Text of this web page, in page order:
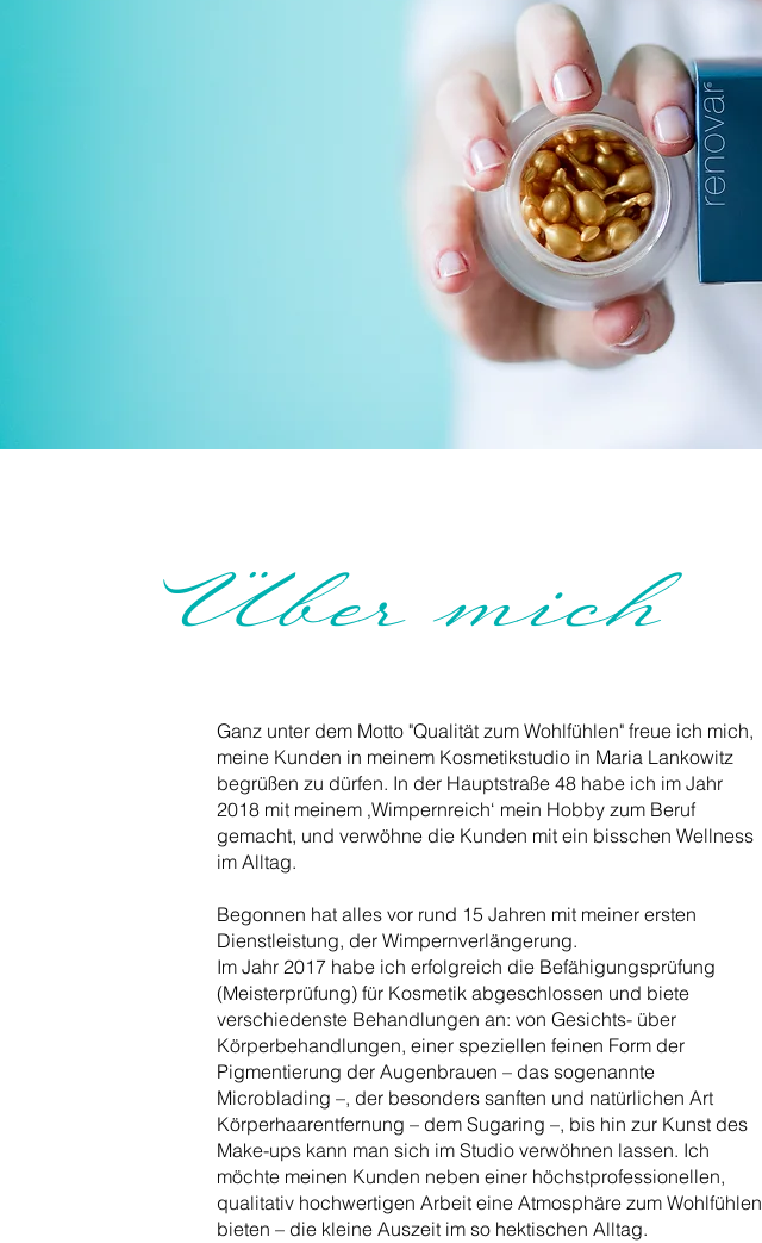
Über mich
Ganz unter dem Motto "Qualität zum Wohlfühlen" freue ich mich,
meine Kunden in meinem Kosmetikstudio in Maria Lankowitz
begrüßen zu dürfen. In der Hauptstraße 48 habe ich im Jahr
2018 mit meinem ‚Wimpernreich‘ mein Hobby zum Beruf
gemacht, und verwöhne die Kunden mit ein bisschen Wellness
im Alltag.
Begonnen hat alles vor rund 15 Jahren mit meiner ersten
Dienstleistung, der Wimpernverlängerung.
Im Jahr 2017 habe ich erfolgreich die Befähigungsprüfung
(Meisterprüfung) für Kosmetik abgeschlossen und biete
verschiedenste Behandlungen an: von Gesichts- über
Körperbehandlungen, einer speziellen feinen Form der
Pigmentierung der Augenbrauen – das sogenannte
Microblading –, der besonders sanften und natürlichen Art
Körperhaarentfernung – dem Sugaring –, bis hin zur Kunst des
Make-ups kann man sich im Studio verwöhnen lassen. Ich
möchte meinen Kunden neben einer höchstprofessionellen,
qualitativ hochwertigen Arbeit eine Atmosphäre zum Wohlfühlen
bieten – die kleine Auszeit im so hektischen Alltag.